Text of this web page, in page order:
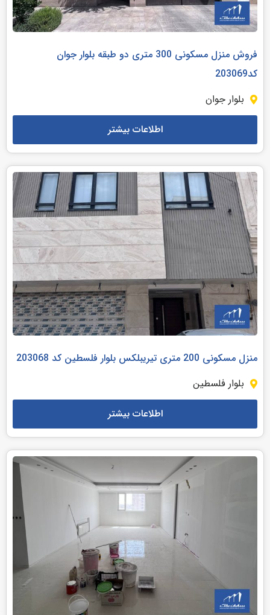
فروش منزل مسکونی 300 متری دو طبقه بلوار جوان
کد203069
بلوار جوان
اطلاعات بیشتر
منزل مسکونی 200 متری تیریبلکس بلوار فلسطین کد 203068
بلوار فلسطین
اطلاعات بیشتر